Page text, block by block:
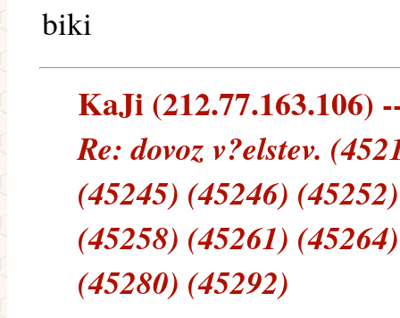
biki
KaJi (212.77.163.106)
Re: dovoz v?elstev.
(45245) (45246)
(45258) (45261)
(45280) (45292)